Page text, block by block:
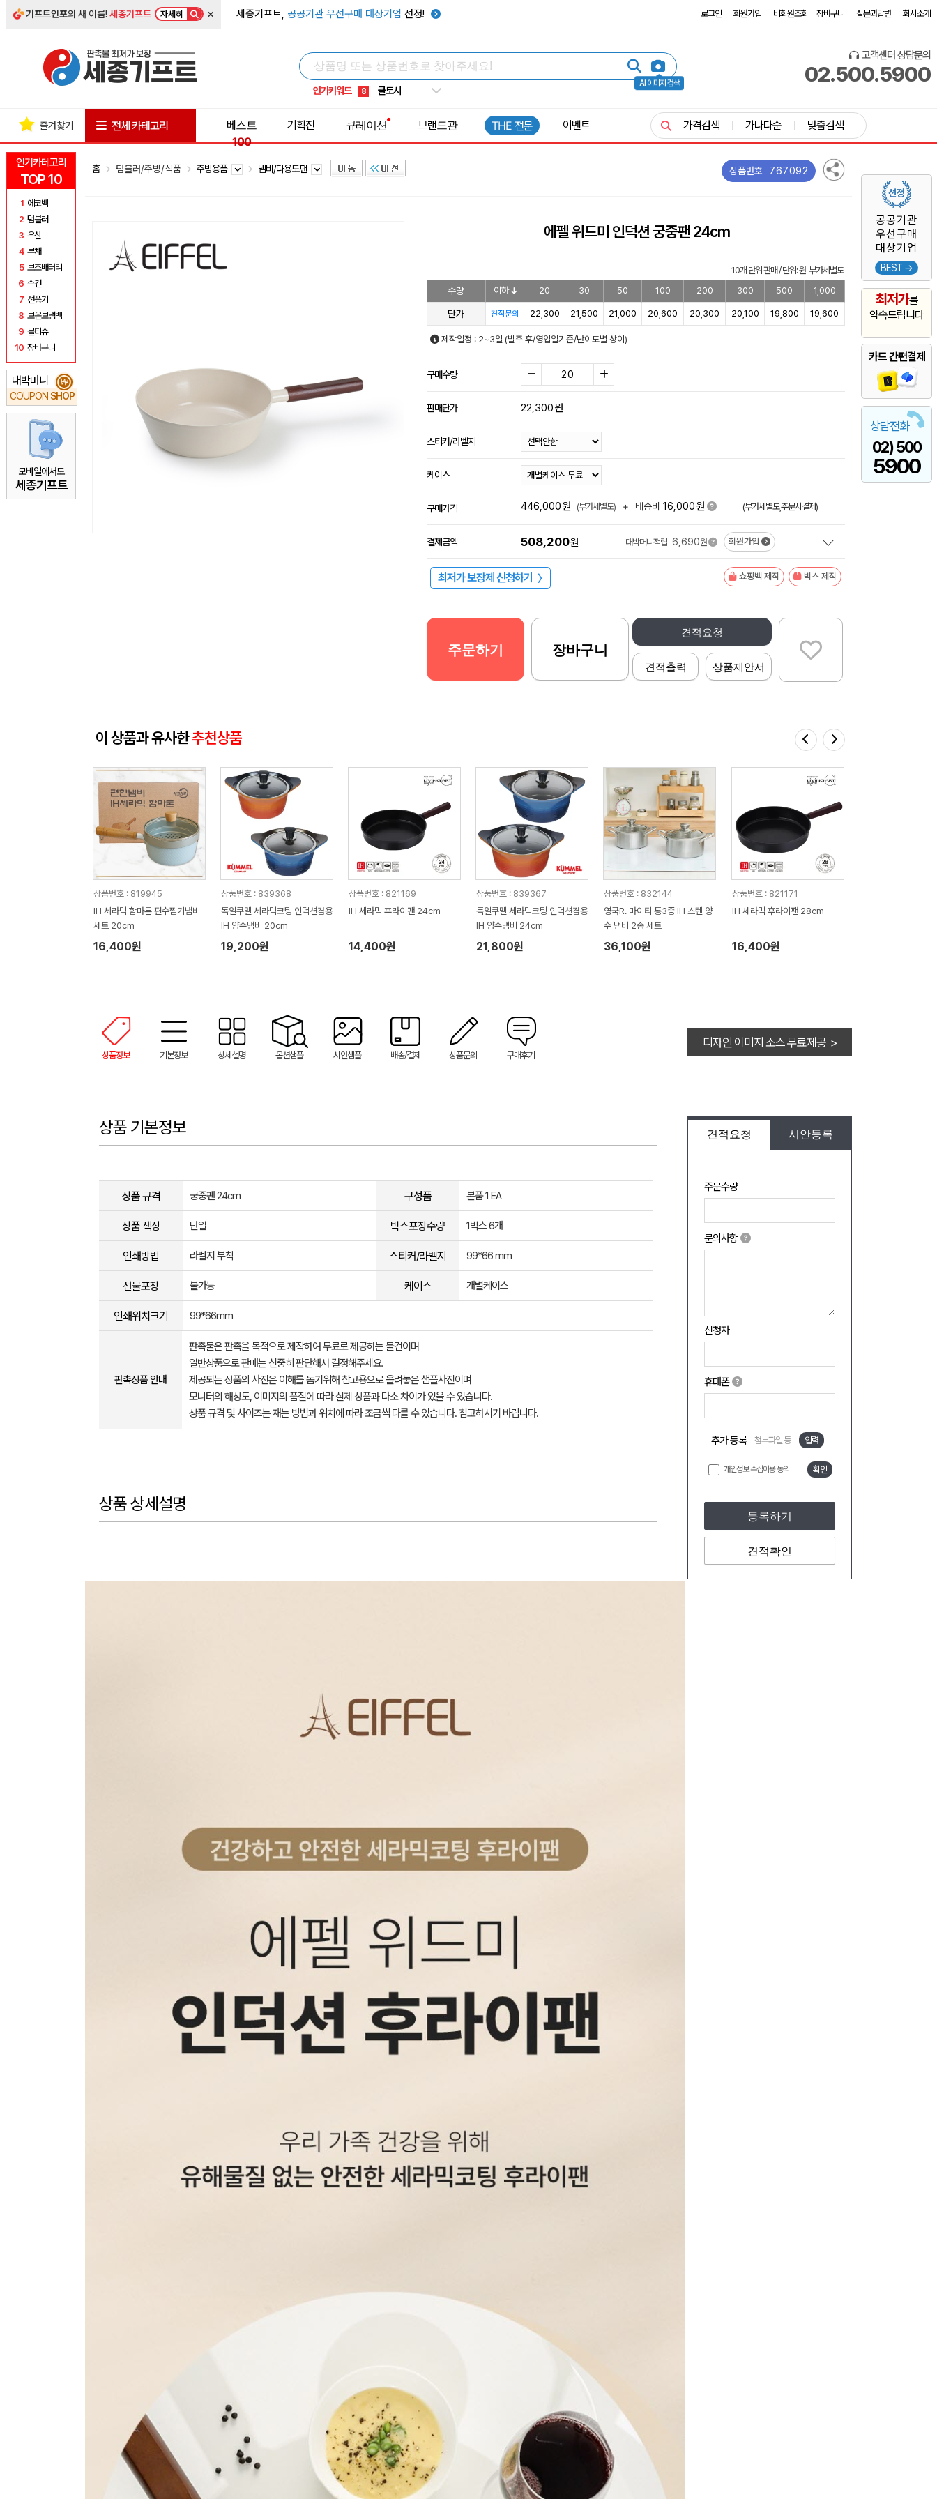
기프트인포의 새 이름!세종기프트 자세히 × 세종기프트, 공공기관 우선구매 대상기업 선정! 로그인 회원가입 비회원조회 장바구니 질문과답변 회사소개
AI 이미지 검색
인기키워드
5 키캡
8 쿨토시
9 넥쿨러
1 선풍기
고객센터 상담문의
02.500.5900
인기카테고리
TOP 10
1 에코백
2 텀블러
3 우산
4 부채
5 보조배터리
6 수건
7 선풍기
8 보온보냉백
9 물티슈
10 장바구니
대박머니
COUPON SHOP
₩
모바일에서도
세종기프트
공공기관
우선구매
대상기업
BEST →
최저가를
약속드립니다
카드 간편결제
상담전화
02) 500
5900
즐겨찾기 전체 카테고리
베스트
100
기획전 큐레이션 브랜드관 THE 전문 이벤트 가격검색 가나다순 맞춤검색
홈 텀블러/주방/식품 주방용품 냄비/다용도팬 상품번호 767092
에펠 위드미 인덕션 궁중팬 24cm
10개 단위 판매 / 단위: 원 부가세별도
수량 이하 20 30 50 100 200 300 500 1,000
단가 견적문의 22,300 21,500 21,000 20,600 20,300 20,100 19,800 19,600
제작일정 : 2~3일 (발주 후/영업일기준/난이도별 상이)
구매수량
판매단가 22,300원
스티커/라벨지
케이스
구매가격 446,000원 (부가세별도) + 배송비 16,000원 (부가세별도,주문시결제)
결제금액 508,200원 대박머니적립 6,690원 회원가입
최저가 보장제 신청하기 〉 쇼핑백 제작 박스 제작
견적요청
견적출력 상품제안서
주문하기 장바구니
이 상품과 유사한추천상품
상품번호 : 819945
IH 세라믹 함마톤 편수찜기냄비
세트 20cm
16,400원
상품번호 : 839368
독일쿠멜 세라믹코팅 인덕션겸용
IH 양수냄비 20cm
19,200원
상품번호 : 821169
IH 세라믹 후라이팬 24cm
14,400원
상품번호 : 839367
독일쿠멜 세라믹코팅 인덕션겸용
IH 양수냄비 24cm
21,800원
상품번호 : 832144
영국R. 마이티 통3중 IH 스텐 양
수 냄비 2종 세트
36,100원
상품번호 : 821171
IH 세라믹 후라이팬 28cm
16,400원
상품정보 기본정보 상세설명 옵션샘플 시안샘플 배송/결제 상품문의 구매후기
디자인 이미지 소스 무료제공 >
견적요청 시안등록
주문수량
문의사항
신청자
휴대폰
추가 등록 첨부파일 등 입력
개인정보 수집이용 동의 확인
등록하기
견적확인
상품 기본정보
상품 규격 궁중팬 24cm 구성품 본품 1 EA
상품 색상 단일 박스포장수량 1박스 6개
인쇄방법 라벨지 부착 스티커/라벨지 99*66 mm
선물포장 불가능 케이스 개별케이스
인쇄위치크기 99*66mm
판촉상품 안내
판촉물은 판촉을 목적으로 제작하여 무료로 제공하는 물건이며
일반상품으로 판매는 신중히 판단해서 결정해주세요.
제공되는 상품의 사진은 이해를 돕기위해 참고용으로 올려놓은 샘플사진이며
모니터의 해상도, 이미지의 품질에 따라 실제 상품과 다소 차이가 있을 수 있습니다.
상품 규격 및 사이즈는 재는 방법과 위치에 따라 조금씩 다를 수 있습니다. 참고하시기 바랍니다.
상품 상세설명